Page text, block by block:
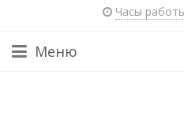
Часы
Меню